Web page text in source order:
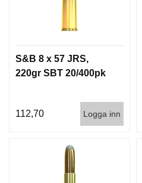
S&B 8 x 57 JRS,
220gr SBT 20/400pk
112,70 Logga inn